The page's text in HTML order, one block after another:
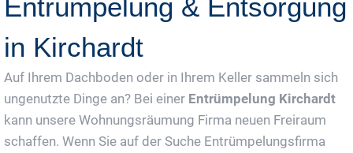
Entrümpelung & Entsorgung
in Kirchardt
Auf Ihrem Dachboden oder in Ihrem Keller sammeln sich
ungenutzte Dinge an? Bei einer Entrümpelung Kirchardt
kann unsere Wohnungsräumung Firma neuen Freiraum
schaffen. Wenn Sie auf der Suche Entrümpelungsfirma